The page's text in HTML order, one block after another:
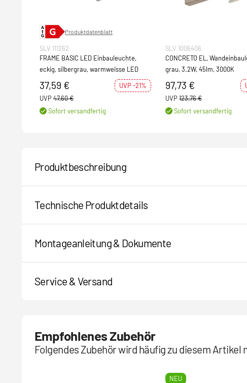
Produktdatenblatt
SLV 111262
FRAME BASIC LED Einbauleuchte,
eckig, silbergrau, warmweisse LED
37,59 €
UVP -21%
UVP 47,60 €
Sofort versandfertig
SLV 1006406
CONCRETO EL,
grau, 3.2W, 45lm, 3000K
97,73 €
UVP 123,76 €
Sofort versandfertig
Produktbeschreibung
Technische Produktdetails
Montageanleitung & Dokumente
Service & Versand
Empfohlenes Zubehör
Folgendes Zubehör wird häufig zu diesem
NEU